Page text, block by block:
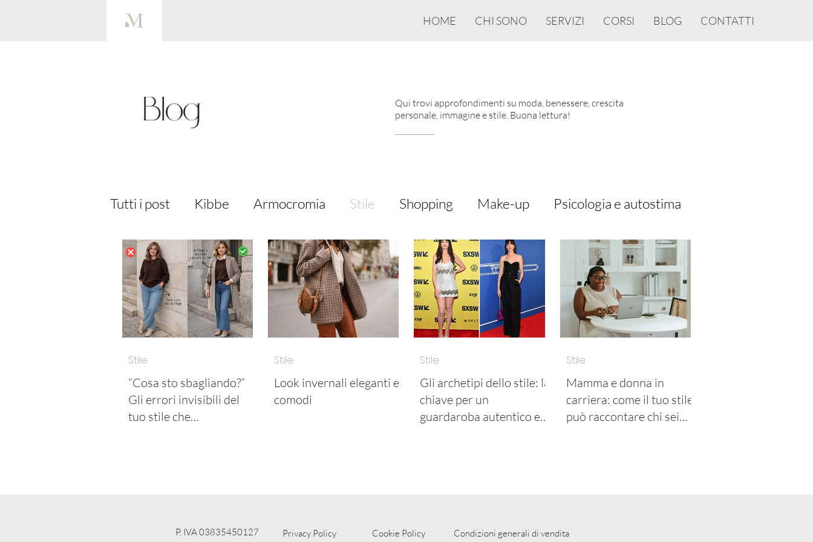
HOME CHI SONO SERVIZI CORSI BLOG CONTATTI
Blog
Qui trovi approfondimenti su moda, benessere, crescita
personale, immagine e stile. Buona lettura!
Tutti i post Kibbe Armocromia Stile Shopping Make-up Psicologia e autostima
Guardaroba
“Cosa sto sbagliando?”
Gli errori invisibili del
tuo stile che
Stile
Look invernali eleganti e
comodi
Stile
Gli archetipi dello stile: la
chiave per un
guardaroba autentico e
Stile
Mamma e donna in
carriera: come il tuo stile
può raccontare chi sei
Stile
P. IVA 03835450127 Privacy Policy Cookie Policy Condizioni generali di vendita